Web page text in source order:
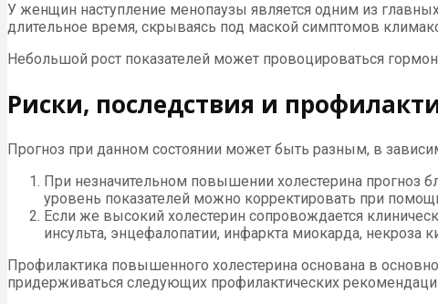
У женщин наступление менопаузы является одним из
длительное время, скрываясь под маской симптомов
Небольшой рост показателей может провоцироваться
Риски, последствия и
Прогноз при данном состоянии может быть разным, в
При незначительном повышении холестерина прогноз
уровень показателей можно корректировать при
Если же высокий холестерин сопровождается
инсульта, энцефалопатии, инфаркта миокарда,
Профилактика повышенного холестерина основана в
придерживаться следующих профилактических